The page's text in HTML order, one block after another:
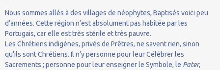
Nous sommes allés à des villages de néophytes, Baptisés voici peu
d’années. Cette région n’est absolument pas habitée par les
Portugais, car elle est très stérile et très pauvre.
Les Chrétiens indigènes, privés de Prêtres, ne savent rien, sinon
qu’ils sont Chrétiens. Il n’y personne pour leur Célébrer les
Sacrements ; personne pour leur enseigner le Symbole, le Pater,